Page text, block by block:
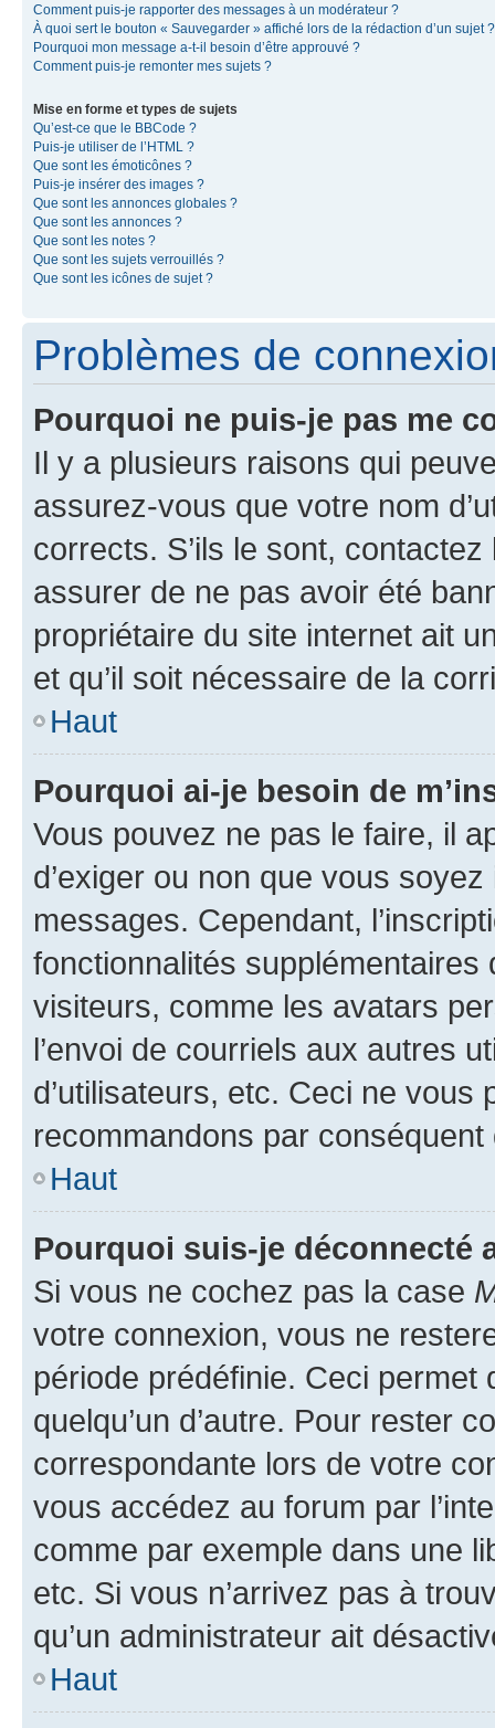
Comment puis-je rapporter des messages à un modérateur ?
À quoi sert le bouton « Sauvegarder » affiché lors de la rédaction d’un sujet ?
Pourquoi mon message a-t-il besoin d’être approuvé ?
Comment puis-je remonter mes sujets ?
Mise en forme et types de sujets
Qu’est-ce que le BBCode ?
Puis-je utiliser de l’HTML ?
Que sont les émoticônes ?
Puis-je insérer des images ?
Que sont les annonces globales ?
Que sont les annonces ?
Que sont les notes ?
Que sont les sujets verrouillés ?
Que sont les icônes de sujet ?
Problèmes de
Pourquoi ne puis-je pas me
Il y a plusieurs raisons qui
assurez-vous que votre nom
corrects. S’ils le sont,
assurer de ne pas avoir été
propriétaire du site internet ait
et qu’il soit nécessaire de la
Haut
Pourquoi ai-je besoin de
Vous pouvez ne pas le faire, il
d’exiger ou non que vous
messages. Cependant,
fonctionnalités
visiteurs, comme les avatars
l’envoi de courriels aux autres
d’utilisateurs, etc. Ceci ne vous
recommandons par conséquent
Haut
Pourquoi suis-je déconnecté
Si vous ne cochez pas la case
votre connexion, vous ne
période prédéfinie. Ceci permet
quelqu’un d’autre. Pour rester
correspondante lors de votre
vous accédez au forum par
comme par exemple dans une
etc. Si vous n’arrivez pas à
qu’un administrateur ait
Haut